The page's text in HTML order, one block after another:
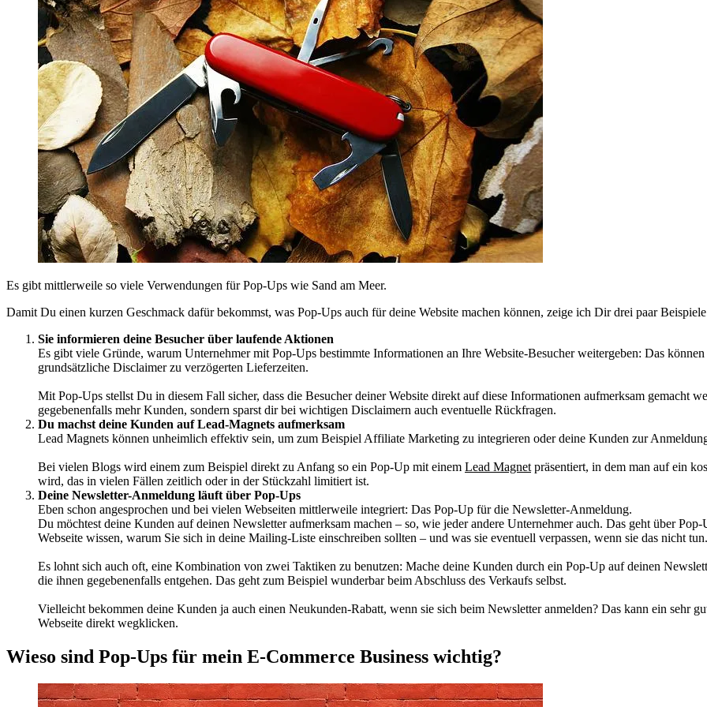
Es gibt mittlerweile so viele Verwendungen für Pop-Ups wie Sand am Meer.
Damit Du einen kurzen Geschmack dafür bekommst, was Pop-Ups auch für deine Website machen können, zeige ich Dir drei paar
Sie informieren deine Besucher über laufende Aktionen
Es gibt viele Gründe, warum Unternehmer mit Pop-Ups bestimmte Informationen an Ihre Website-Besucher weitergeben: Das
grundsätzliche Disclaimer zu verzögerten Lieferzeiten.
Mit Pop-Ups stellst Du in diesem Fall sicher, dass die Besucher deiner Website direkt auf diese Informationen aufmerksam gemacht
gegebenenfalls mehr Kunden, sondern sparst dir bei wichtigen Disclaimern auch eventuelle Rückfragen.
Du machst deine Kunden auf Lead-Magnets aufmerksam
Lead Magnets können unheimlich effektiv sein, um zum Beispiel Affiliate Marketing zu integrieren oder deine Kunden zur
Bei vielen Blogs wird einem zum Beispiel direkt zu Anfang so ein Pop-Up mit einem Lead Magnet präsentiert, in dem man auf ein
wird, das in vielen Fällen zeitlich oder in der Stückzahl limitiert ist.
Deine Newsletter-Anmeldung läuft über Pop-Ups
Eben schon angesprochen und bei vielen Webseiten mittlerweile integriert: Das Pop-Up für die Newsletter-Anmeldung.
Du möchtest deine Kunden auf deinen Newsletter aufmerksam machen – so, wie jeder andere Unternehmer auch. Das geht über
Webseite wissen, warum Sie sich in deine Mailing-Liste einschreiben sollten – und was sie eventuell verpassen, wenn sie das nicht tun.
Es lohnt sich auch oft, eine Kombination von zwei Taktiken zu benutzen: Mache deine Kunden durch ein Pop-Up auf deinen
die ihnen gegebenenfalls entgehen. Das geht zum Beispiel wunderbar beim Abschluss des Verkaufs selbst.
Vielleicht bekommen deine Kunden ja auch einen Neukunden-Rabatt, wenn sie sich beim Newsletter anmelden? Das kann ein sehr
Webseite direkt wegklicken.
Wieso sind Pop-Ups für mein E-Commerce Business wichtig?